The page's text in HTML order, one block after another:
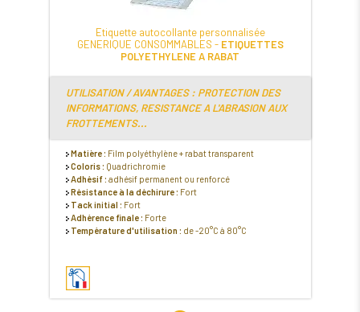
Etiquette autocollante personnalisée
GENERIQUE CONSOMMABLES - ETIQUETTES
POLYETHYLENE A RABAT
UTILISATION / AVANTAGES : PROTECTION DES
INFORMATIONS, RESISTANCE A L'ABRASION AUX
FROTTEMENTS...
Matière : Film polyéthylène + rabat transparent
Coloris : Quadrichromie
Adhésif : adhésif permanent ou renforcé
Résistance à la déchirure : Fort
Tack initial : Fort
Adhérence finale : Forte
Température d'utilisation : de -20°C à 80°C